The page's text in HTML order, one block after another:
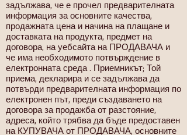
задължава, че е прочел предварителната
информация за основните качества,
продажната цена и начина на плащане и
доставката на продукта, предмет на
договора, на уебсайта на ПРОДАВАЧА и
че има необходимото потвърждение в
електронната среда . Приемникът; Той
приема, декларира и се задължава да
потвърди предварителната информация по
електронен път, преди създаването на
договора за продажба от разстояние,
адреса, който трябва да бъде предоставен
на КУПУВАЧА от ПРОДАВАЧА, основните